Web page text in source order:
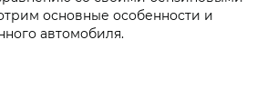
основные особенности и
автомобиля.